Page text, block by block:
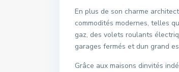
En plus de son charme
commodités modernes, telles
gaz, des volets roulants
garages fermés et dun grand
Grâce aux maisons dinvités